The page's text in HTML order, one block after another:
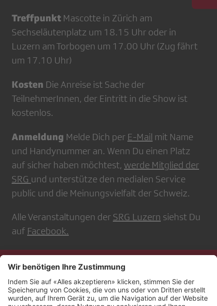
Treffpunkt Mascotte in Zürich am
Sechseläutenplatz um 18.15 Uhr oder in
Luzern am Torbogen um 17.00 Uhr (Zug fährt
um 17.10 Uhr)
Kosten Die Anreise ist Sache der
TeilnehmerInnen, der Eintritt in die Show ist
kostenlos.
Anmeldung Melde Dich per E-Mail mit Name
und Handynummer an. Wenn Du einen Platz
auf sicher haben möchtest, werde Mitglied der
SRG und unterstütze den medialen Service
public und die Meinungsvielfalt der Schweiz.
Alle Veranstaltungen der SRG Luzern siehst Du
auf Facebook.
Kontakt
Impressum